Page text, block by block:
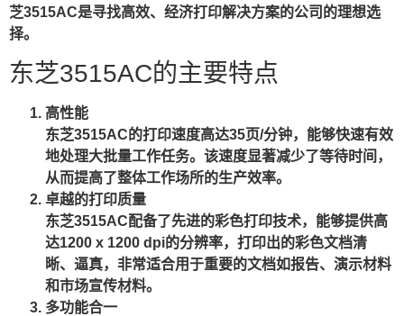
芝3515AC是寻找高效、经济打印解决方案的公司的理想选
择。
东芝3515AC的主要特点
高性能
东芝3515AC的打印速度高达35页/分钟，能够快速有效
地处理大批量工作任务。该速度显著减少了等待时间，
从而提高了整体工作场所的生产效率。
卓越的打印质量
东芝3515AC配备了先进的彩色打印技术，能够提供高
达1200 x 1200 dpi的分辨率，打印出的彩色文档清
晰、逼真，非常适合用于重要的文档如报告、演示材料
和市场宣传材料。
多功能合一